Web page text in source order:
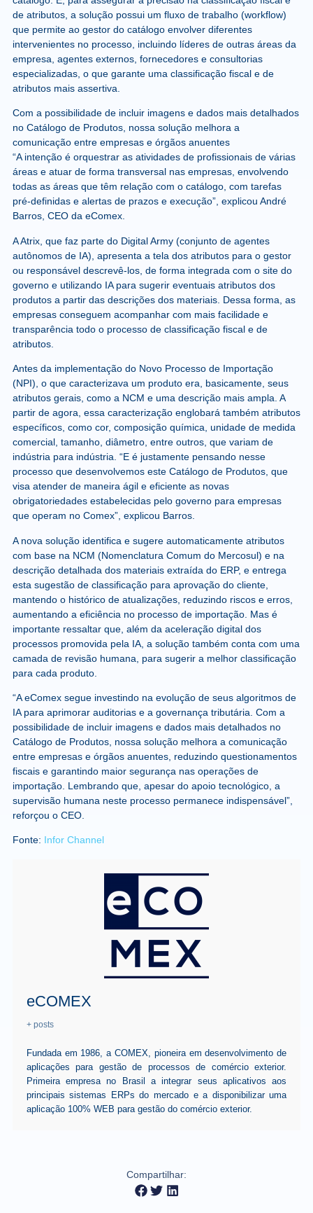
de atributos, a solução possui um fluxo de trabalho (workflow)
que permite ao gestor do catálogo envolver diferentes
intervenientes no processo, incluindo líderes de outras áreas da
empresa, agentes externos, fornecedores e consultorias
especializadas, o que garante uma classificação fiscal e de
atributos mais assertiva.
Com a possibilidade de incluir imagens e dados mais detalhados
no Catálogo de Produtos, nossa solução melhora a
comunicação entre empresas e órgãos anuentes
“A intenção é orquestrar as atividades de profissionais de várias
áreas e atuar de forma transversal nas empresas, envolvendo
todas as áreas que têm relação com o catálogo, com tarefas
pré-definidas e alertas de prazos e execução”, explicou André
Barros, CEO da eComex.
A Atrix, que faz parte do Digital Army (conjunto de agentes
autônomos de IA), apresenta a tela dos atributos para o gestor
ou responsável descrevê-los, de forma integrada com o site do
governo e utilizando IA para sugerir eventuais atributos dos
produtos a partir das descrições dos materiais. Dessa forma, as
empresas conseguem acompanhar com mais facilidade e
transparência todo o processo de classificação fiscal e de
atributos.
Antes da implementação do Novo Processo de Importação
(NPI), o que caracterizava um produto era, basicamente, seus
atributos gerais, como a NCM e uma descrição mais ampla. A
partir de agora, essa caracterização englobará também atributos
específicos, como cor, composição química, unidade de medida
comercial, tamanho, diâmetro, entre outros, que variam de
indústria para indústria. “E é justamente pensando nesse
processo que desenvolvemos este Catálogo de Produtos, que
visa atender de maneira ágil e eficiente as novas
obrigatoriedades estabelecidas pelo governo para empresas
que operam no Comex”, explicou Barros.
A nova solução identifica e sugere automaticamente atributos
com base na NCM (Nomenclatura Comum do Mercosul) e na
descrição detalhada dos materiais extraída do ERP, e entrega
esta sugestão de classificação para aprovação do cliente,
mantendo o histórico de atualizações, reduzindo riscos e erros,
aumentando a eficiência no processo de importação. Mas é
importante ressaltar que, além da aceleração digital dos
processos promovida pela IA, a solução também conta com uma
camada de revisão humana, para sugerir a melhor classificação
para cada produto.
“A eComex segue investindo na evolução de seus algoritmos de
IA para aprimorar auditorias e a governança tributária. Com a
possibilidade de incluir imagens e dados mais detalhados no
Catálogo de Produtos, nossa solução melhora a comunicação
entre empresas e órgãos anuentes, reduzindo questionamentos
fiscais e garantindo maior segurança nas operações de
importação. Lembrando que, apesar do apoio tecnológico, a
supervisão humana neste processo permanece indispensável”,
reforçou o CEO.
Fonte: Infor Channel
eCOMEX
+ posts
Fundada em 1986, a COMEX, pioneira em desenvolvimento de
aplicações para gestão de processos de comércio exterior.
Primeira empresa no Brasil a integrar seus aplicativos aos
principais sistemas ERPs do mercado e a disponibilizar uma
aplicação 100% WEB para gestão do comércio exterior.
Compartilhar: